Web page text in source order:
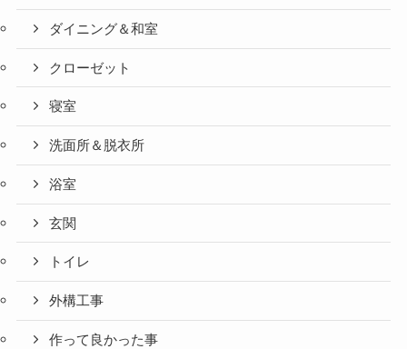
ダイニング＆和室
クローゼット
寝室
洗面所＆脱衣所
浴室
玄関
トイレ
外構工事
作って良かった事